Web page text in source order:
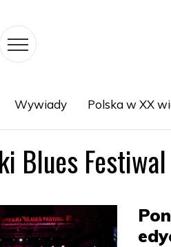
Wywiady Polska w XX
Blues Festiwal